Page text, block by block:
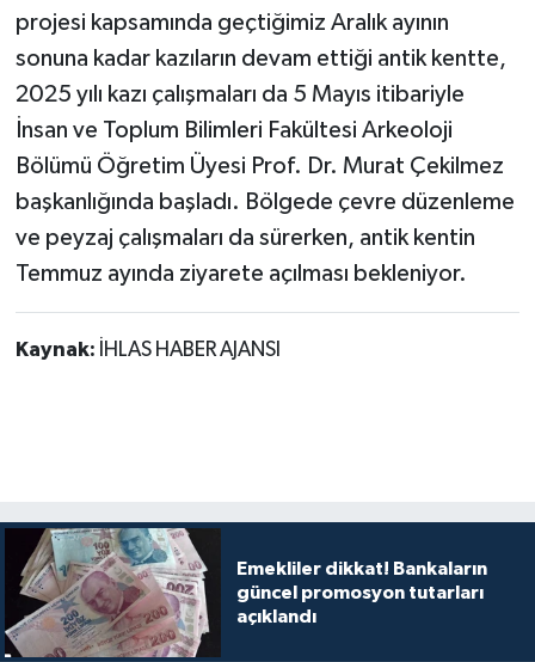
projesi kapsamında geçtiğimiz Aralık ayının
sonuna kadar kazıların devam ettiği antik kentte,
2025 yılı kazı çalışmaları da 5 Mayıs itibariyle
İnsan ve Toplum Bilimleri Fakültesi Arkeoloji
Bölümü Öğretim Üyesi Prof. Dr. Murat Çekilmez
başkanlığında başladı. Bölgede çevre düzenleme
ve peyzaj çalışmaları da sürerken, antik kentin
Temmuz ayında ziyarete açılması bekleniyor.
Kaynak: İHLAS HABER AJANSI
Emekliler dikkat! Bankaların
güncel promosyon tutarları
açıklandı